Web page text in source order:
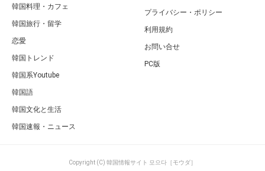
韓国料理・カフェ
韓国旅行・留学
恋愛
韓国トレンド
韓国系Youtube
韓国語
韓国文化と生活
韓国速報・ニュース
プライバシー・ポリシー
利用規約
お問い合せ
PC版
Copyright (C) 韓国情報サイト 모으다［モウダ］